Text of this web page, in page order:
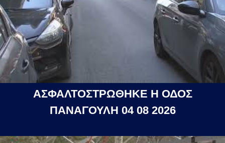
ΑΣΦΑΛΤΟΣΤΡΩΘΗΚΕ Η ΟΔΟΣ
ΠΑΝΑΓΟΥΛΗ 04 08 2026